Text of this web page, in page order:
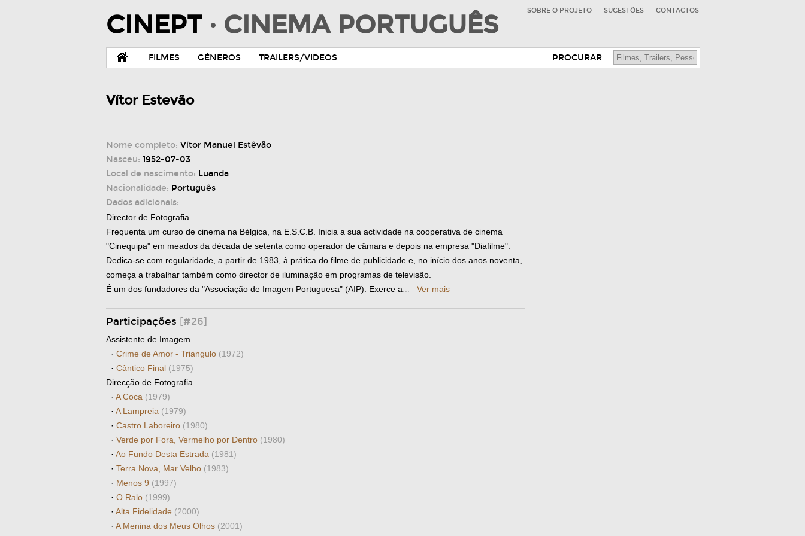
CINEPT · CINEMA PORTUGUÊS SOBRE O PROJETO SUGESTÕES CONTACTOS
FILMES GÉNEROS TRAILERS/VIDEOS PROCURAR
Vítor Estevão
Nome completo: Vítor Manuel Estêvão
Nasceu: 1952-07-03
Local de nascimento: Luanda
Nacionalidade: Português
Dados adicionais:
Director de Fotografia
Frequenta um curso de cinema na Bélgica, na E.S.C.B. Inicia a sua actividade na cooperativa de cinema
"Cinequipa" em meados da década de setenta como operador de câmara e depois na empresa "Diafilme".
Dedica-se com regularidade, a partir de 1983, à prática do filme de publicidade e, no início dos anos noventa,
começa a trabalhar também como director de iluminação em programas de televisão.
É um dos fundadores da "Associação de Imagem Portuguesa" (AIP). Exerce a
Ver mais
Participações [#26]
Assistente de Imagem
· Crime de Amor - Triangulo (1972)
· Cântico Final (1975)
Direcção de Fotografia
· A Coca (1979)
· A Lampreia (1979)
· Castro Laboreiro (1980)
· Verde por Fora, Vermelho por Dentro (1980)
· Ao Fundo Desta Estrada (1981)
· Terra Nova, Mar Velho (1983)
· Menos 9 (1997)
· O Ralo (1999)
· Alta Fidelidade (2000)
· A Menina dos Meus Olhos (2001)